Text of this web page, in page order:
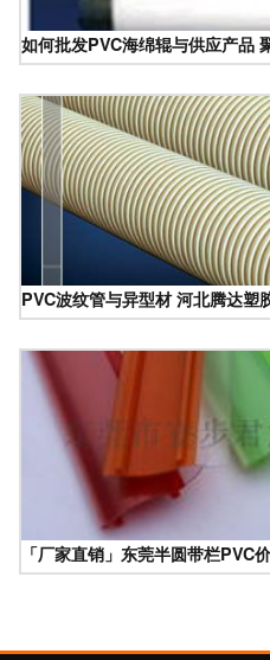
如何批发PVC海绵辊与供应产品
PVC波纹管与异型材 河北腾达塑
「厂家直销」东莞半圆带栏PVC